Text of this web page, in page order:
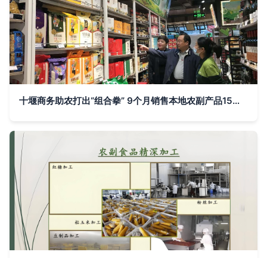
十堰商务助农打出“组合拳” 9个月销售本地农副产品15亿元的实践与启示